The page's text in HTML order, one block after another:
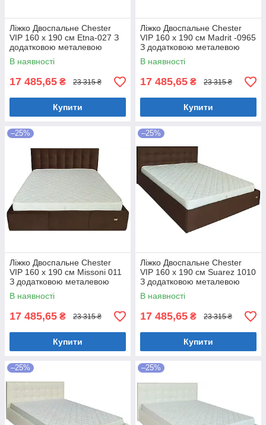
Ліжко Двоспальне Chester
VIP 160 х 190 см Etna-027 З
додатковою металевою
цільнозварною рамою
Коричневий
В наявності
17 485,65 ₴ 23 315 ₴
Купити
Ліжко Двоспальне Chester
VIP 160 х 190 см Madrit -0965
З додатковою металевою
цільнозварною рамою
Фіолетовий
В наявності
17 485,65 ₴ 23 315 ₴
Купити
–25%
Ліжко Двоспальне Chester
VIP 160 х 190 см Missoni 011
З додатковою металевою
цільнозварною рамою
Темно-коричневий
В наявності
17 485,65 ₴ 23 315 ₴
Купити
–25%
Ліжко Двоспальне Chester
VIP 160 х 190 см Suarez 1010
З додатковою металевою
цільнозварною рамою
Коричневий
В наявності
17 485,65 ₴ 23 315 ₴
Купити
–25% –25%